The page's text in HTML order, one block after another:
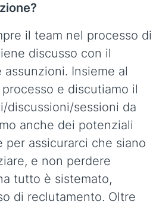
il team nel processo di
discusso con il
Insieme al
e discutiamo il
discussioni/sessioni da
anche dei potenziali
assicurarci che siano
e non perdere
tutto è sistemato,
di reclutamento. Oltre